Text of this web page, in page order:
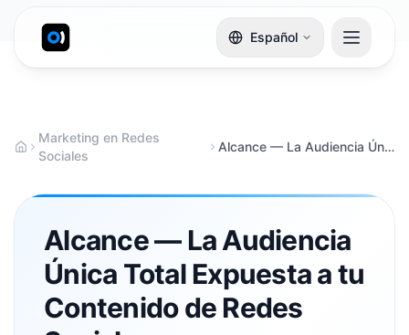
Español
Marketing en Redes
Sociales
Alcance — La Audiencia Única Total Expuesta a tu Contenido de Redes Sociales
Alcance — La Audiencia
Única Total Expuesta a tu
Contenido de Redes